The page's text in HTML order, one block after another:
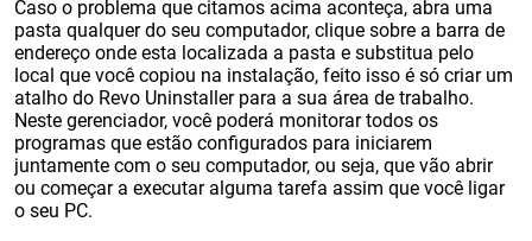
Caso o problema que citamos acima aconteça, abra uma
pasta qualquer do seu computador, clique sobre a barra de
endereço onde esta localizada a pasta e substitua pelo
local que você copiou na instalação, feito isso é só criar um
atalho do Revo Uninstaller para a sua área de trabalho.
Neste gerenciador, você poderá monitorar todos os
programas que estão configurados para iniciarem
juntamente com o seu computador, ou seja, que vão abrir
ou começar a executar alguma tarefa assim que você ligar
o seu PC.